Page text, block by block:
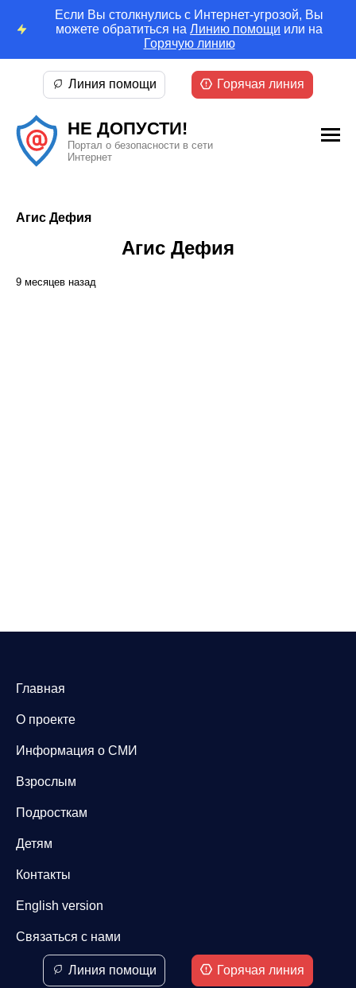
Если Вы столкнулись с Интернет-угрозой, Вы
можете обратиться на Линию помощи или на
Горячую линию
НЕ ДОПУСТИ!
Портал о безопасности в сети
Интернет
Линия помощи Горячая линия
Агис Дефия
Агис Дефия
9 месяцев назад
Главная
О проекте
Информация о СМИ
Взрослым
Подросткам
Детям
Контакты
English version
Связаться с нами
Линия помощи Горячая линия